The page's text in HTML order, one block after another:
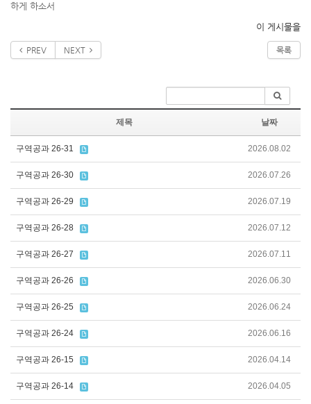
하게 하소서
이 게시물을
PREV NEXT 목록
제목 날짜
구역공과 26-31 2026.08.02
구역공과 26-30 2026.07.26
구역공과 26-29 2026.07.19
구역공과 26-28 2026.07.12
구역공과 26-27 2026.07.11
구역공과 26-26 2026.06.30
구역공과 26-25 2026.06.24
구역공과 26-24 2026.06.16
구역공과 26-15 2026.04.14
구역공과 26-14 2026.04.05